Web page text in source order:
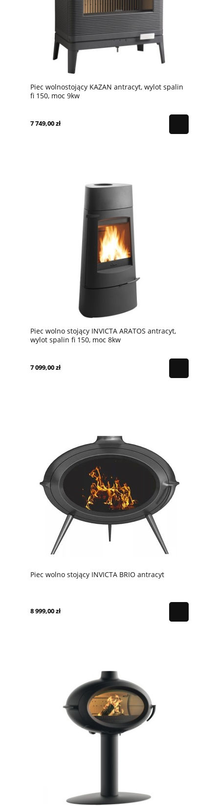
Piec wolnostojący KAZAN antracyt, wylot spalin
fi 150, moc 9kw
7 749,00 zł
Piec wolno stojący INVICTA ARATOS antracyt,
wylot spalin fi 150, moc 8kw
7 099,00 zł
Piec wolno stojący INVICTA BRIO antracyt
8 999,00 zł